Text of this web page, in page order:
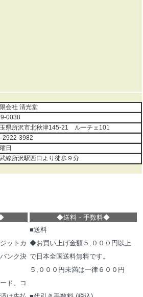
会社 清光堂
0038
県所沢市北秋津145-21 ルーチェ101
3982
日
線所沢駅西口より徒歩９分
ットカ
ンク決
ド、コ
◆送料・手数料◆
■送料
◆お買い上げ金額５,０００円以上
で日本全国送料無料です。
５,０００円未満は一律６００円